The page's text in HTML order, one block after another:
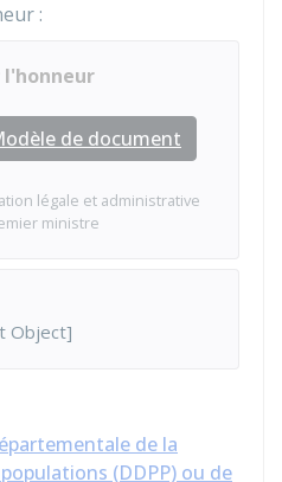
:
de document
légale et administrative
ministre
Object]
de la
(DDPP) ou de